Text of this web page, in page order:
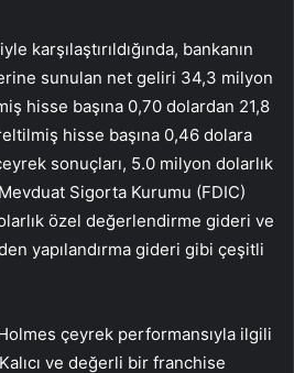
karşılaştırıldığında, bankanın
sunulan net geliri 34,3 milyon
hisse başına 0,70 dolardan 21,8
hisse başına 0,46 dolara
sonuçları, 5.0 milyon dolarlık
Sigorta Kurumu (FDIC)
özel değerlendirme gideri ve
yapılandırma gideri gibi çeşitli
çeyrek performansıyla ilgili
ve değerli bir franchise